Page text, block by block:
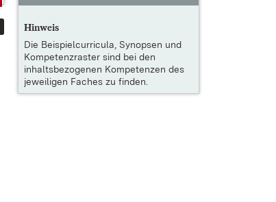
Hinweis
Die Beispielcurricula, Synopsen und
Kompetenzraster sind bei den
inhaltsbezogenen Kompetenzen des
jeweiligen Faches zu finden.